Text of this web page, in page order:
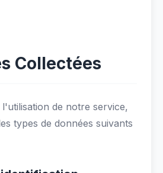
Collectées
de notre service,
types de données suivants